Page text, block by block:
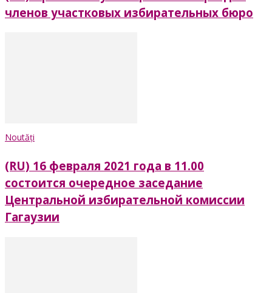
членов участковых избирательных бюро
Noutăți
(RU) 16 февраля 2021 года в 11.00
состоится очередное заседание
Центральной избирательной комиссии
Гагаузии